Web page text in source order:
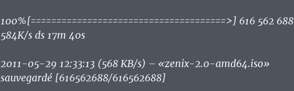
100%[======================================>] 616 562 688
584K/s ds 17m 40s
2011-05-29 12:33:13 (568 KB/s) – «zenix-2.0-amd64.iso»
sauvegardé [616562688/616562688]